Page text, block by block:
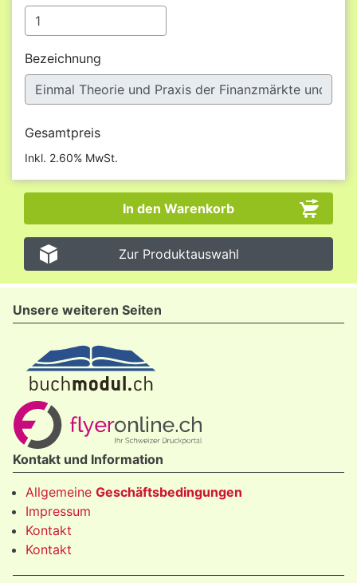
Bezeichnung
Gesamtpreis
Inkl. 2.60% MwSt.
Zur Produktauswahl
Unsere weiteren Seiten
Kontakt und Information
Allgemeine Geschäftsbedingungen
Impressum
Kontakt
Kontakt